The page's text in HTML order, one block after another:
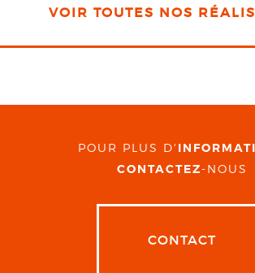
VOIR TOUTES NOS
POUR PLUS D'
CONTACTEZ-NOUS
CONTACT